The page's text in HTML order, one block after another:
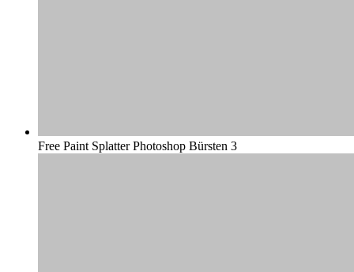
Free Paint Splatter Photoshop Bürsten 3